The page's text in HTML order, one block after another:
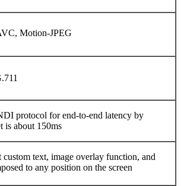
Motion-JPEG
protocol for end-to-end latency by
is about 150ms
custom text, image overlay function, and
to any position on the screen